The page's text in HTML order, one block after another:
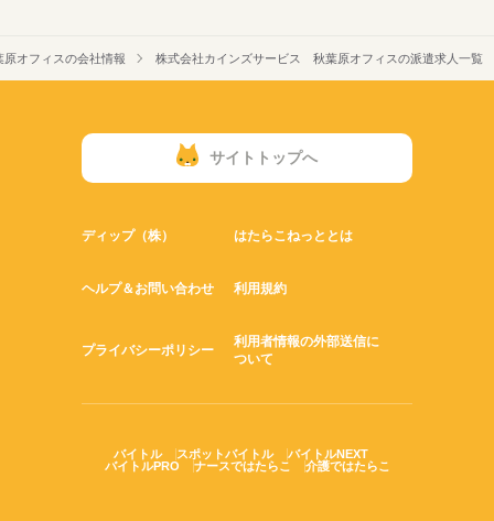
オフィスの会社情報 株式会社カインズサービス 秋葉原オフィスの派遣求人一覧
サイトトップへ
ディップ（株） はたらこねっととは
ヘルプ＆お問い合わせ 利用規約
プライバシーポリシー
利用者情報の外部送信に
ついて
バイトル スポットバイトル
バイトルNEXT
バイトルPRO
ナースではたらこ 介護ではたらこ